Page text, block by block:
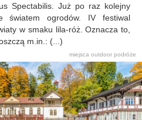
Spectabilis. Już po raz kolejny
światem ogrodów. IV festiwal
w smaku lila-róż. Oznacza to,
m.in.: (...)
miejsca outdoor podróże